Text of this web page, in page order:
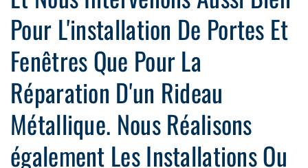
Pour L'installation De Portes Et
Fenêtres Que Pour La
Réparation D'un Rideau
Métallique. Nous Réalisons
également Les Installations Ou